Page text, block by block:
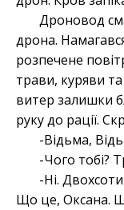
Дроновод
дрона.
розпечене
трави, куряви
витер залишки
руку до рації.
-Відьма,
-Чого тобі?
-Ні.
Що це, Оксана.